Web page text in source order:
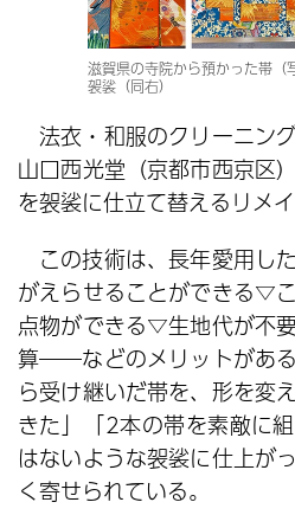
滋賀県の寺院から預かった帯（
袈裟（同右）
法衣・和服のクリーニン
山口西光堂（京都市西京区
を袈裟に仕立て替えるリメ
この技術は、長年愛用し
がえらせることができる▽
点物ができる▽生地代が不
算――などのメリットがあ
ら受け継いだ帯を、形を変
きた」「2本の帯を素敵に
はないような袈裟に仕上が
く寄せられている。